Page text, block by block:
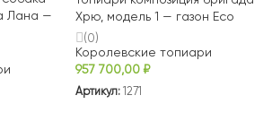
Лана —
Хрю, модель 1 — газон Eco
(0)
Королевские топиари
957 700,00₽
Артикул: 1271